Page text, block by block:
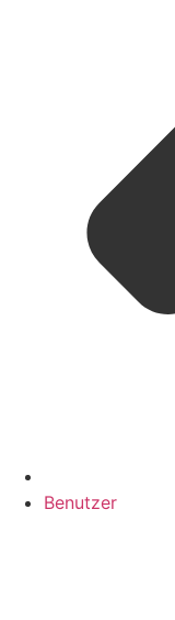
Benutzer